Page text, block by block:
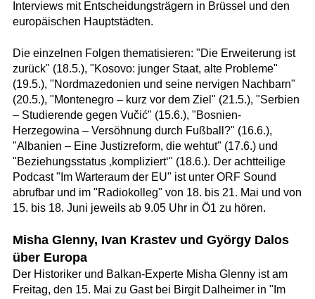
Interviews mit Entscheidungsträgern in Brüssel und den
europäischen Hauptstädten.
Die einzelnen Folgen thematisieren: "Die Erweiterung ist
zurück" (18.5.), "Kosovo: junger Staat, alte Probleme"
(19.5.), "Nordmazedonien und seine nervigen Nachbarn"
(20.5.), "Montenegro – kurz vor dem Ziel" (21.5.), "Serbien
– Studierende gegen Vučić" (15.6.), "Bosnien-
Herzegowina – Versöhnung durch Fußball?" (16.6.),
"Albanien – Eine Justizreform, die wehtut" (17.6.) und
"Beziehungsstatus ‚kompliziert‘" (18.6.). Der achtteilige
Podcast "Im Warteraum der EU" ist unter ORF Sound
abrufbar und im "Radiokolleg" von 18. bis 21. Mai und von
15. bis 18. Juni jeweils ab 9.05 Uhr in Ö1 zu hören.
Misha Glenny, Ivan Krastev und György Dalos
über Europa
Der Historiker und Balkan-Experte Misha Glenny ist am
Freitag, den 15. Mai zu Gast bei Birgit Dalheimer in "Im